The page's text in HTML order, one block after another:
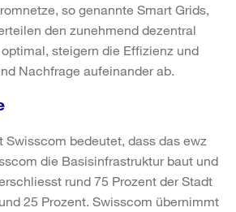
so genannte Smart Grids,
den zunehmend dezentral
steigern die Effizienz und
Nachfrage aufeinander ab.
Swisscom bedeutet, dass das ewz
die Basisinfrastruktur baut und
rund 75 Prozent der Stadt
25 Prozent. Swisscom übernimmt